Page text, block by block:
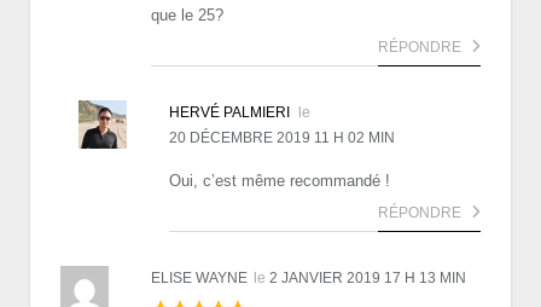
que le 25?
RÉPONDRE
HERVÉ PALMIERI
le
20 DÉCEMBRE 2019 11 H 02 MIN
Oui, c’est même recommandé !
RÉPONDRE
ELISE WAYNE le 2 JANVIER 2019 17 H 13 MIN